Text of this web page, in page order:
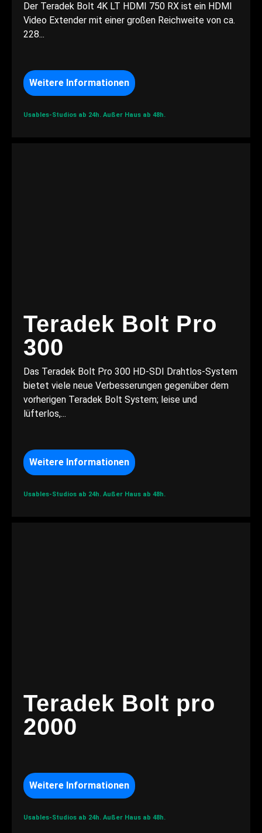
Der Teradek Bolt 4K LT HDMI 750 RX ist ein HDMI
Video Extender mit einer großen Reichweite von ca.
228...
Weitere Informationen
Usables-Studios ab 24h. Außer Haus ab 48h.
Teradek Bolt Pro
300
Das Teradek Bolt Pro 300 HD-SDI Drahtlos-System
bietet viele neue Verbesserungen gegenüber dem
vorherigen Teradek Bolt System; leise und
lüfterlos,...
Weitere Informationen
Usables-Studios ab 24h. Außer Haus ab 48h.
Teradek Bolt pro
2000
Weitere Informationen
Usables-Studios ab 24h. Außer Haus ab 48h.